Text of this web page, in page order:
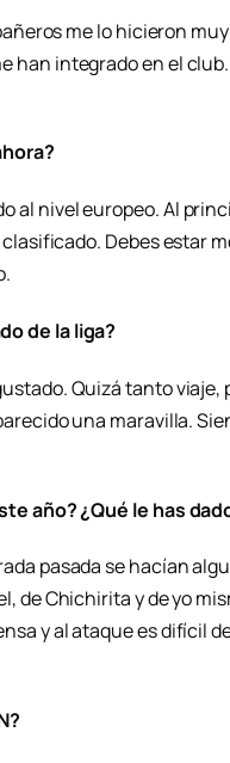
me lo hicieron
han integrado en el
al nivel europeo. Al
Debes estar
de la liga?
Quizá tanto
una maravilla.
año? ¿Qué le has
pasada se hacían
de Chichirita y de yo
y al ataque es difícil